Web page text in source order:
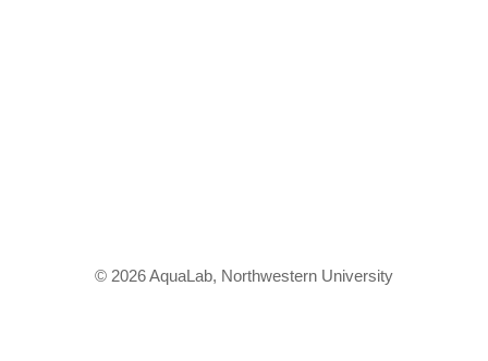
© 2026 AquaLab, Northwestern University